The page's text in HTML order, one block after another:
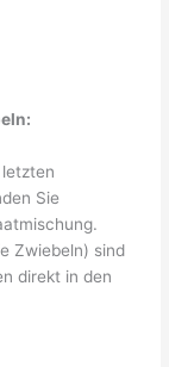
Sie
Zwiebeln) sind
direkt in den